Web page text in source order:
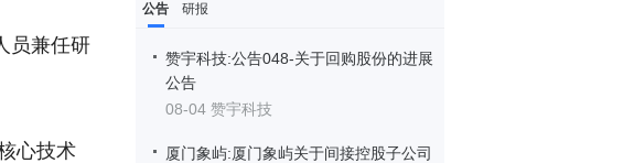
公告 研报
赞宇科技:公告048-关于回购股份的进展
公告
08-04 赞宇科技
厦门象屿:厦门象屿关于间接控股子公司
员兼任研
心技术